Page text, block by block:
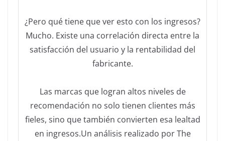
¿Pero qué tiene que ver esto con los ingresos?
Mucho. Existe una correlación directa entre la
satisfacción del usuario y la rentabilidad del
fabricante.
Las marcas que logran altos niveles de
recomendación no solo tienen clientes más
fieles, sino que también convierten esa lealtad
en ingresos.Un análisis realizado por The